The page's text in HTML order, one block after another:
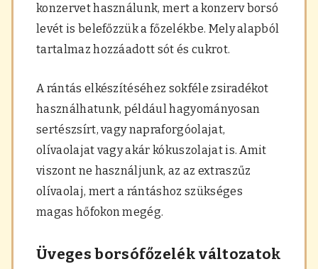
konzervet használunk, mert a konzerv borsó
levét is belefőzzük a főzelékbe. Mely alapból
tartalmaz hozzáadott sót és cukrot.
A rántás elkészítéséhez sokféle zsiradékot
használhatunk, például hagyományosan
sertészsírt, vagy napraforgóolajat,
olívaolajat vagy akár kókuszolajat is. Amit
viszont ne használjunk, az az extraszűz
olívaolaj, mert a rántáshoz szükséges
magas hőfokon megég.
Üveges borsófőzelék változatok